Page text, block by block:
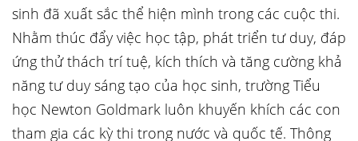
sinh đã xuất sắc thể hiện mình trong các cuộc thi.
Nhằm thúc đẩy việc học tập, phát triển tư duy, đáp
ứng thử thách trí tuệ, kích thích và tăng cường khả
năng tư duy sáng tạo của học sinh, trường Tiểu
học Newton Goldmark luôn khuyến khích các con
tham gia các kỳ thi trong nước và quốc tế. Thông